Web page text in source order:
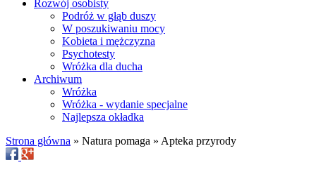
Rozwój osobisty
Podróż w głąb duszy
W poszukiwaniu mocy
Kobieta i mężczyzna
Psychotesty
Wróżka dla ducha
Archiwum
Wróżka
Wróżka - wydanie specjalne
Najlepsza okładka
Strona główna » Natura pomaga » Apteka przyrody